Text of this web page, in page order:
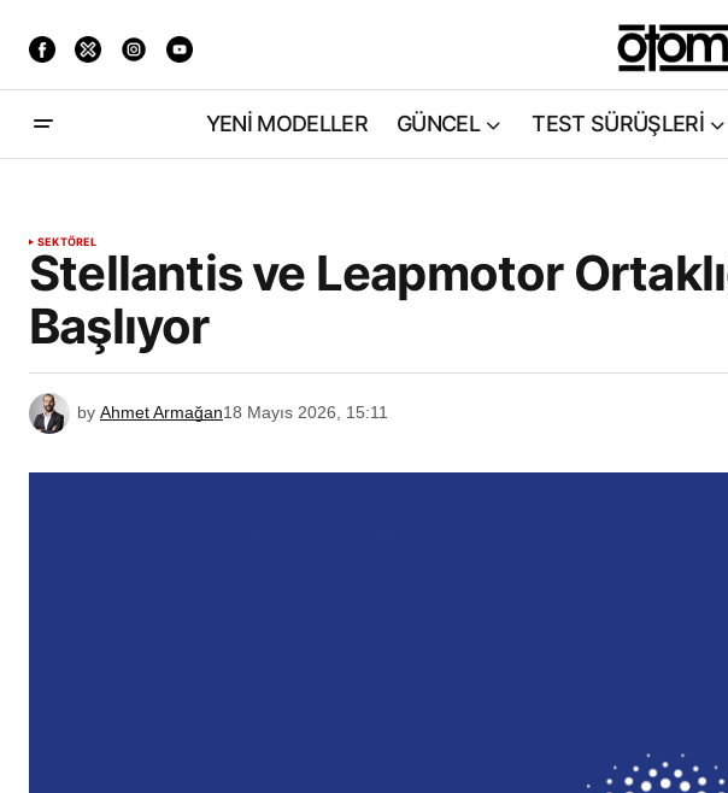
YENİ MODELLER GÜNCEL TEST SÜRÜŞLERİ
SEKTÖREL
Stellantis ve Leapmotor
Başlıyor
by Ahmet Armağan18 Mayıs 2026, 15:11